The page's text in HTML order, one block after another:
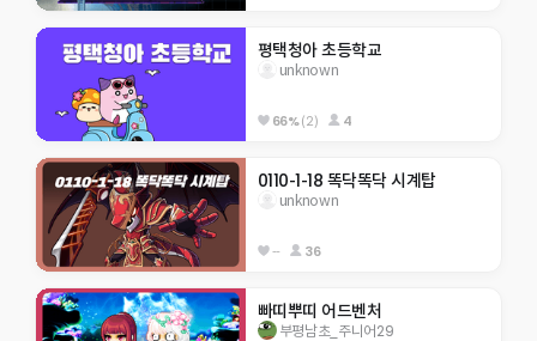
평택청아 초등학교
unknown
66%(2) 4
0110-1-18 똑닥똑닥 시계탑
unknown
-- 36
빠띠뿌띠 어드벤처
부평남초_주니어29